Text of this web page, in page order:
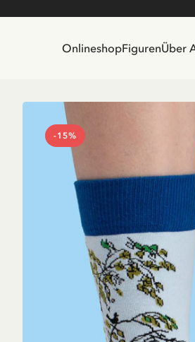
OnlineshopFigurenÜber
-15%